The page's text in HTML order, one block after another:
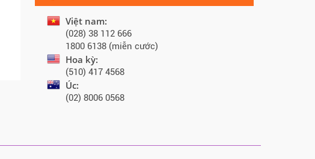
Việt nam:
(028) 38 112 666
1800 6138 (miễn cước)
Hoa kỳ:
(510) 417 4568
Úc:
(02) 8006 0568